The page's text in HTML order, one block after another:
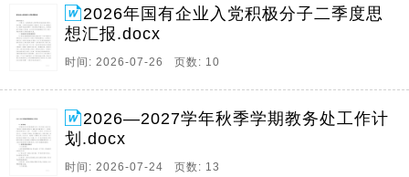
2026年国有企业入党积极分子二季度思
想汇报.docx
时间: 2026-07-26 页数: 10
2026—2027学年秋季学期教务处工作计
划.docx
时间: 2026-07-24 页数: 13